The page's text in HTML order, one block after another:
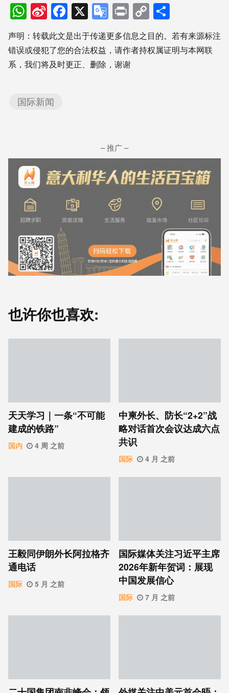
WhatsApp
Sina
Weibo
Facebook
X Google
Translate
PrintCopy
Link享
声明：转载此文是出于传递更多信息之目的。若有来源标注
错误或侵犯了您的合法权益，请作者持权属证明与本网联
系，我们将及时更正、删除，谢谢
国际新闻
– 推广 –
也许你也喜欢:
天天学习｜一条“不可能
建成的铁路”
国内 4 周 之前
中柬外长、防长“2+2”战
略对话首次会议达成六点
共识
国际 4 月 之前
王毅同伊朗外长阿拉格齐
通电话
国际 5 月 之前
国际媒体关注习近平主席
2026年新年贺词：展现
中国发展信心
国际 7 月 之前